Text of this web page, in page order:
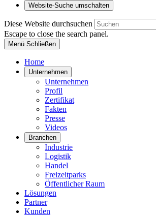
Website-Suche umschalten
Diese Website durchsuchen
Escape to close the search panel.
Menü Schließen
Home
Unternehmen
Unternehmen
Profil
Zertifikat
Fakten
Presse
Videos
Branchen
Industrie
Logistik
Handel
Freizeitparks
Öffentlicher Raum
Lösungen
Partner
Kunden